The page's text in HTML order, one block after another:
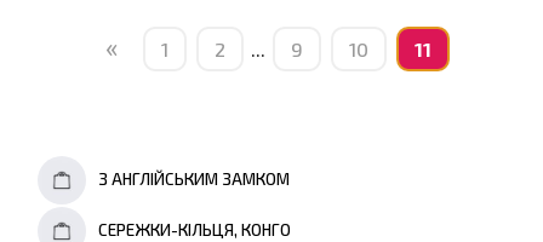
« 1 2 ... 9 10 11
З АНГЛІЙСЬКИМ ЗАМКОМ
СЕРЕЖКИ-КІЛЬЦЯ, КОНГО